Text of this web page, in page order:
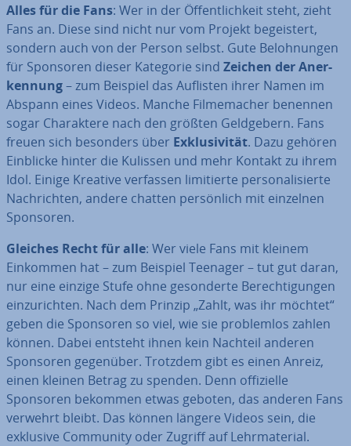
Alles für die Fans: Wer in der Öf­fent­lich­keit steht, zieht
Fans an. Diese sind nicht nur vom Projekt be­geis­tert,
sondern auch von der Person selbst. Gute Be­loh­nun­gen
für Sponsoren dieser Kategorie sind Zeichen der An­er­
ken­nung– zum Beispiel das Auflisten ihrer Namen im
Abspann eines Videos. Manche Fil­me­ma­cher benennen
sogar Cha­rak­te­re nach den größten Geld­ge­bern. Fans
freuen sich besonders über Ex­klu­si­vi­tät. Dazu gehören
Einblicke hinter die Kulissen und mehr Kontakt zu ihrem
Idol. Einige Kreative verfassen li­mi­tier­te per­so­na­li­sier­te
Nach­rich­ten, andere chatten per­sön­lich mit einzelnen
Sponsoren.
Gleiches Recht für alle: Wer viele Fans mit kleinem
Einkommen hat – zum Beispiel Teenager – tut gut daran,
nur eine einzige Stufe ohne ge­son­der­te Be­rech­ti­gun­gen
ein­zu­rich­ten. Nach dem Prinzip „Zahlt, was ihr möchtet“
geben die Sponsoren so viel, wie sie pro­blem­los zahlen
können. Dabei entsteht ihnen kein Nachteil anderen
Sponsoren gegenüber. Trotzdem gibt es einen Anreiz,
einen kleinen Betrag zu spenden. Denn of­fi­zi­el­le
Sponsoren bekommen etwas geboten, das anderen Fans
verwehrt bleibt. Das können längere Videos sein, die
exklusive Community oder Zugriff auf Lehr­ma­te­ri­al.